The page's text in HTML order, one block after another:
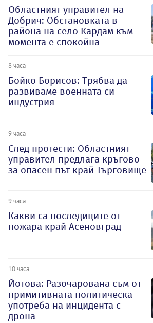
Oбластният управител на
Добрич: Обстановката в
района на село Кардам към
момента е спокойна
8 часа
Бойко Борисов: Трябва да
развиваме военната си
индустрия
9 часа
След протести: Областният
управител предлага кръгово
за опасен път край Търговище
9 часа
Какви са последиците от
пожара край Асеновград
10 часа
Йотова: Разочарована съм от
примитивната политическа
употреба на инцидента с
дрона